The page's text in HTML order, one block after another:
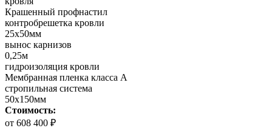
Крашенный профнастил
контробрешетка кровли
25х50мм
вынос карнизов
0,25м
гидроизоляция кровли
Мембранная пленка класса А
стропильная система
50х150мм
Стоимость:
от 608 400 ₽